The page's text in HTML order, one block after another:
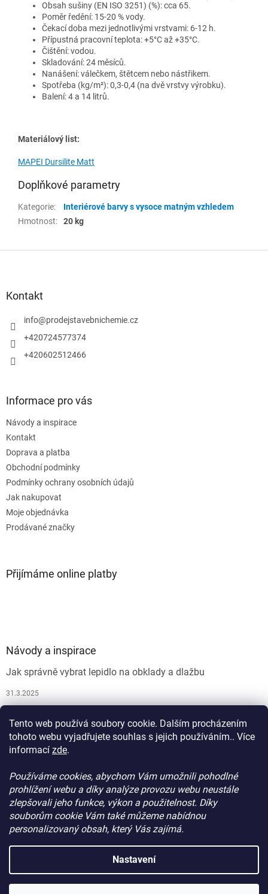
Tento web používá soubory cookie. Dalším procházením
tohoto webu vyjadřujete souhlas s jejich používáním.. Více
informací zde.
Používáme cookies, abychom Vám umožnili pohodlné
prohlížení webu a díky analýze provozu webu neustále
zlepšovali jeho funkce, výkon a použitelnost. Díky
souborům cookie Vám také můžeme nabídnou
personalizovaný obsah, který Vás zajímá.
Nastavení
Obsah sušiny (EN ISO 3251) (%): cca 65.
Poměr ředění: 15-20 % vody.
Čekací doba mezi jednotlivými vrstvami: 6-12 h.
Přípustná pracovní teplota: +5°C až +35°C.
Čištění: vodou.
Skladování: 24 měsíců.
Nanášení: válečkem, štětcem nebo nástřikem.
Spotřeba (kg/m²): 0,3-0,4 (na dvě vrstvy výrobku).
Balení: 4 a 14 litrů.
Materiálový list:
MAPEI Dursilite Matt
Doplňkové parametry
Kategorie:
Interiérové barvy s vysoce matným vzhledem
Hmotnost: 20 kg
Kontakt
info@prodejstavebnichemie.cz
+420724577374
+420602512466
Informace pro vás
Návody a inspirace
Kontakt
Doprava a platba
Obchodní podmínky
Podmínky ochrany osobních údajů
Jak nakupovat
Moje objednávka
Prodávané značky
Přijímáme online platby
Návody a inspirace
Jak správně vybrat lepidlo na obklady a dlažbu
31.3.2025